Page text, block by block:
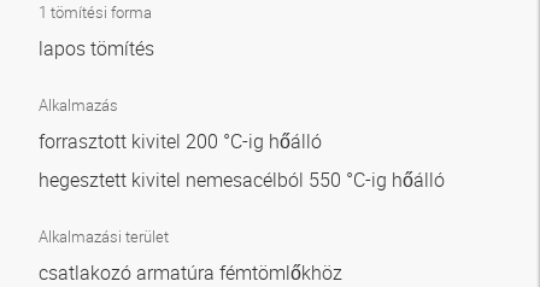
1 tömítési forma
lapos tömítés
Alkalmazás
forrasztott kivitel 200 °C-ig hőálló
hegesztett kivitel nemesacélból 550 °C-ig hőálló
Alkalmazási terület
csatlakozó armatúra fémtömlőkhöz